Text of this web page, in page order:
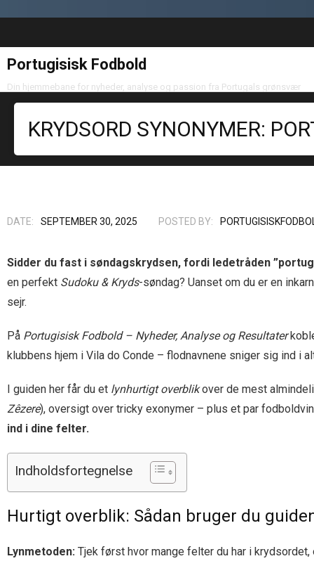
Portugisisk Fodbold
Din hjemmebane for nyheder, analyse og passion fra Portugals grønsvær
KRYDSORD SYNONYMER:
DATE: SEPTEMBER 30, 2025 POSTED BY:
Sidder du fast i søndagskrydsen, fordi ledetråden
en perfekt Sudoku & Kryds-søndag? Uanset om du er en
sejr.
På Portugisisk Fodbold – Nyheder, Analyse og Resultater
klubbens hjem i Vila do Conde – flodnavnene sniger sig ind i
I guiden her får du et lynhurtigt overblikover de mest
Zêzere), oversigt over tricky exonymer – plus et par
ind i dine felter.
Indholdsfortegnelse
Hurtigt overblik: Sådan bruger du
Lynmetoden: Tjek først hvor mange felter du har i